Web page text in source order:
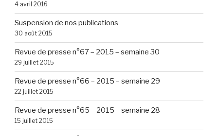
4 avril 2016
Suspension de nos publications
30 août 2015
Revue de presse n°67 – 2015 – semaine 30
29 juillet 2015
Revue de presse n°66 – 2015 – semaine 29
22 juillet 2015
Revue de presse n°65 – 2015 – semaine 28
15 juillet 2015